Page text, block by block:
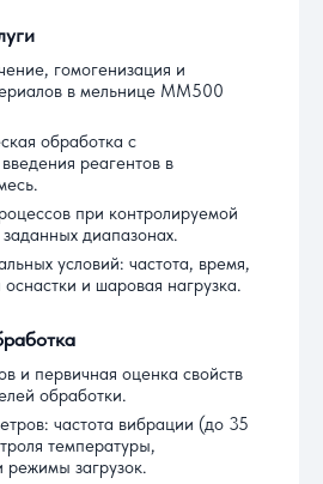
гомогенизация и
в мельнице MM500
обработка с
реагентов в
при контролируемой
диапазонах.
условий: частота, время,
и шаровая нагрузка.
и первичная оценка свойств
обработки.
частота вибрации (до 35
температуры,
режимы загрузок.